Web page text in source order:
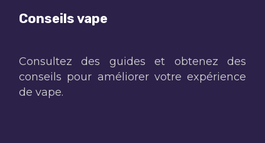
Conseils vape
Consultez des guides et obtenez des
conseils pour améliorer votre expérience
de vape.